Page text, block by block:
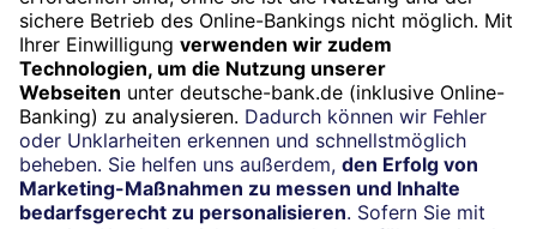
Newsletter
Jetzt anmelden